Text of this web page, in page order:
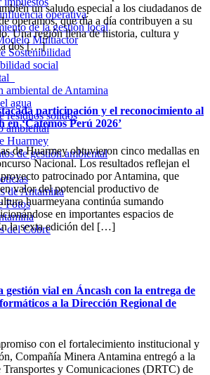
operativa
de la gestión local
Multiactor
Sostenibilidad
social
ambiental de Antamina
agua
residuos sólidos
ambiental
Huarmey
de gestión ambiental
de Antamina
Fotos
del Cobre
un saludo especial a los ciudadanos de
operamos, que día a día contribuyen a su
Una región llena de historia, cultura y
dos […]
participación y el reconocimiento al
‘Catemos Perú 2026’
de Huarmey obtuvieron cinco medallas en
Nacional. Los resultados reflejan el
patrocinado por Antamina, que
valor del potencial productivo de
huarmeyana continúa sumando
en importantes espacios de
la sexta edición del […]
vial en Áncash con la entrega de
a la Dirección Regional de
con el fortalecimiento institucional y
Compañía Minera Antamina entregó a la
y Comunicaciones (DRTC) de